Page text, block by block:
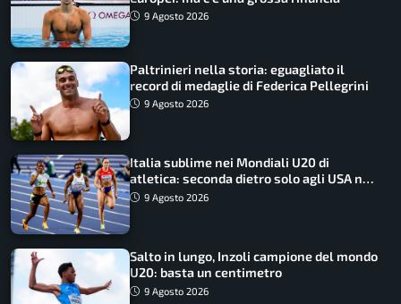
9 Agosto 2026
Paltrinieri nella storia: eguagliato il
record di medaglie di Federica Pellegrini
9 Agosto 2026
Italia sublime nei Mondiali U20 di
atletica: seconda dietro solo agli USA nel
medagliere
9 Agosto 2026
Salto in lungo, Inzoli campione del mondo
U20: basta un centimetro
9 Agosto 2026